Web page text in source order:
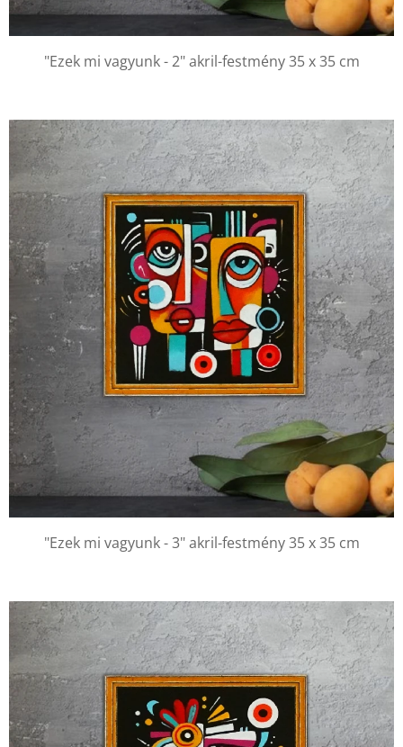
"Ezek mi vagyunk - 2" akril-festmény 35 x 35 cm
"Ezek mi vagyunk - 3" akril-festmény 35 x 35 cm